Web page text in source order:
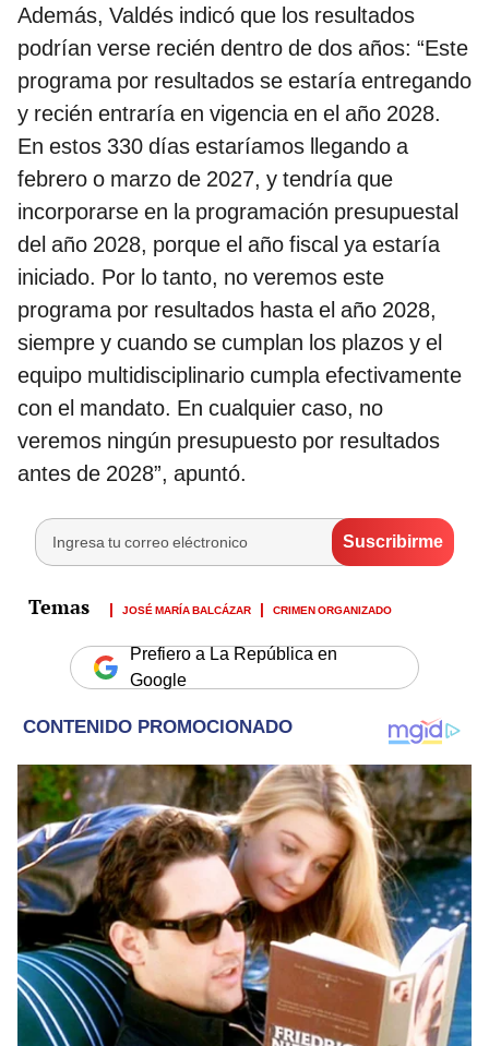
Además, Valdés indicó que los resultados
podrían verse recién dentro de dos años: “Este
programa por resultados se estaría entregando
y recién entraría en vigencia en el año 2028.
En estos 330 días estaríamos llegando a
febrero o marzo de 2027, y tendría que
incorporarse en la programación presupuestal
del año 2028, porque el año fiscal ya estaría
iniciado. Por lo tanto, no veremos este
programa por resultados hasta el año 2028,
siempre y cuando se cumplan los plazos y el
equipo multidisciplinario cumpla efectivamente
con el mandato. En cualquier caso, no
veremos ningún presupuesto por resultados
antes de 2028”, apuntó.
JOSÉ MARÍA BALCÁZAR CRIMEN ORGANIZADO
Prefiero a La República en
Google